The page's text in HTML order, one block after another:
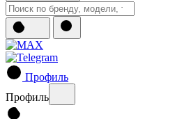
Профиль
Профиль